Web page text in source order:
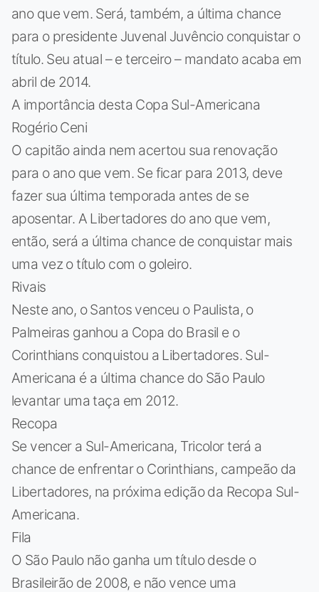
ano que vem. Será, também, a última chance
para o presidente Juvenal Juvêncio conquistar o
título. Seu atual – e terceiro – mandato acaba em
abril de 2014.
A importância desta Copa Sul-Americana
Rogério Ceni
O capitão ainda nem acertou sua renovação
para o ano que vem. Se ficar para 2013, deve
fazer sua última temporada antes de se
aposentar. A Libertadores do ano que vem,
então, será a última chance de conquistar mais
uma vez o título com o goleiro.
Rivais
Neste ano, o Santos venceu o Paulista, o
Palmeiras ganhou a Copa do Brasil e o
Corinthians conquistou a Libertadores. Sul-
Americana é a última chance do São Paulo
levantar uma taça em 2012.
Recopa
Se vencer a Sul-Americana, Tricolor terá a
chance de enfrentar o Corinthians, campeão da
Libertadores, na próxima edição da Recopa Sul-
Americana.
Fila
O São Paulo não ganha um título desde o
Brasileirão de 2008, e não vence uma